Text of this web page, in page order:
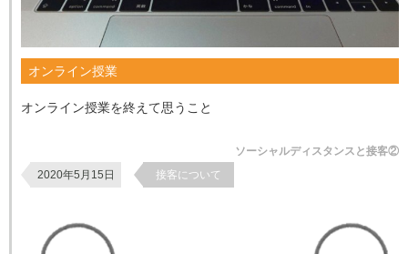
オンライン授業
オンライン授業を終えて思うこと
ソーシャルディスタンスと接客②
2020年5月15日
接客について